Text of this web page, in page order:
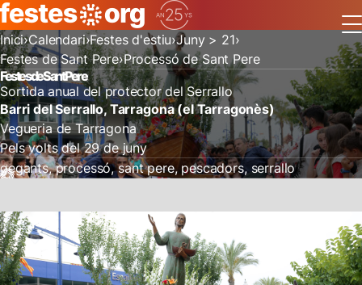
Inici Calendari Festes d'estiu Juny > 21
Festes de Sant Pere Processó de Sant Pere
Festes de Sant Pere
Sortida anual del protector del Serrallo
Barri del Serrallo, Tarragona (el Tarragonès)
Vegueria de Tarragona
Pels volts del 29 de juny
gegants processó sant pere pescadors serrallo